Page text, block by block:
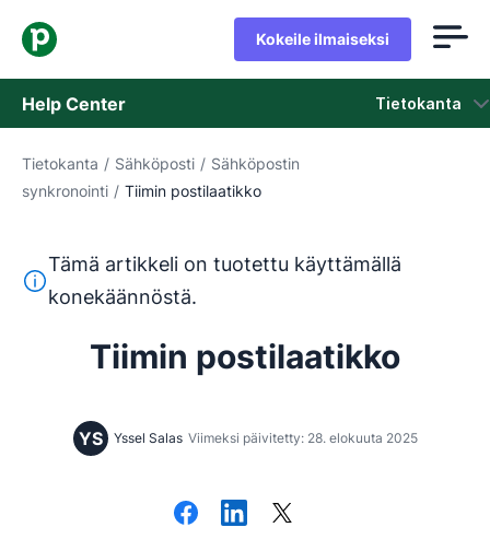
Kokeile ilmaiseksi
Help Center Tietokanta
Tietokanta
Ota yhteyttä tukeen
Tietokanta / Sähköposti / Sähköpostin
synkronointi / Tiimin postilaatikko
Tämä teksti on käännetty englannista
Tämä artikkeli on tuotettu käyttämällä
konekäännöstä.
Tiimin postilaatikko
YS Yssel Salas Viimeksi päivitetty: 28. elokuuta 2025